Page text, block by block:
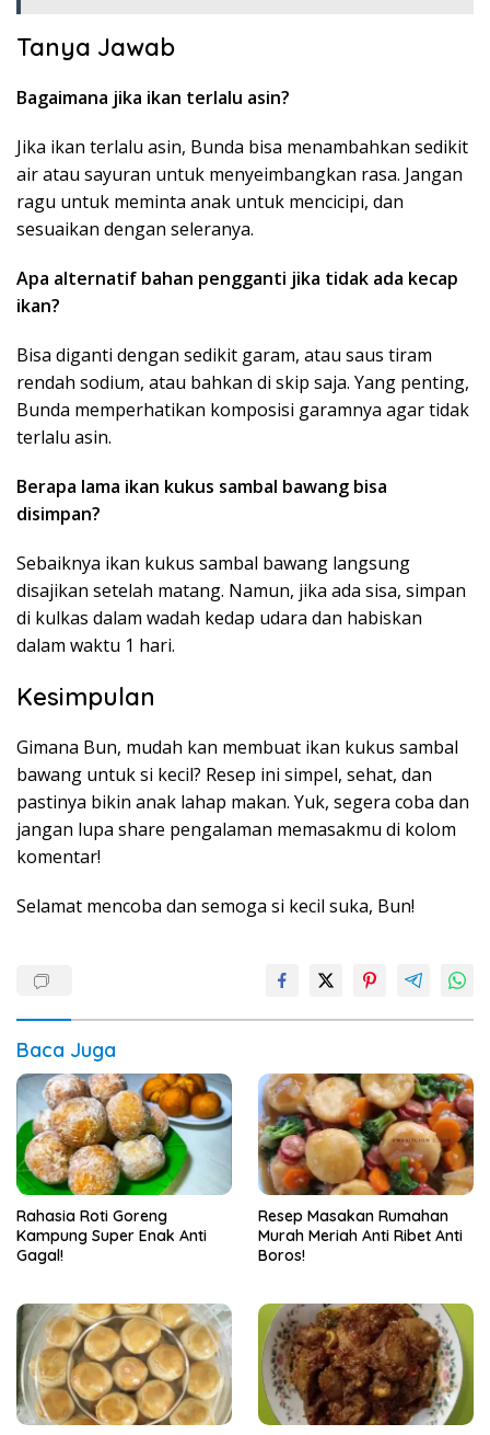
Tanya Jawab
Bagaimana jika ikan terlalu asin?
Jika ikan terlalu asin, Bunda bisa menambahkan sedikit
air atau sayuran untuk menyeimbangkan rasa. Jangan
ragu untuk meminta anak untuk mencicipi, dan
sesuaikan dengan seleranya.
Apa alternatif bahan pengganti jika tidak ada kecap
ikan?
Bisa diganti dengan sedikit garam, atau saus tiram
rendah sodium, atau bahkan di skip saja. Yang penting,
Bunda memperhatikan komposisi garamnya agar tidak
terlalu asin.
Berapa lama ikan kukus sambal bawang bisa
disimpan?
Sebaiknya ikan kukus sambal bawang langsung
disajikan setelah matang. Namun, jika ada sisa, simpan
di kulkas dalam wadah kedap udara dan habiskan
dalam waktu 1 hari.
Kesimpulan
Gimana Bun, mudah kan membuat ikan kukus sambal
bawang untuk si kecil? Resep ini simpel, sehat, dan
pastinya bikin anak lahap makan. Yuk, segera coba dan
jangan lupa share pengalaman memasakmu di kolom
komentar!
Selamat mencoba dan semoga si kecil suka, Bun!
Baca Juga
Rahasia Roti Goreng
Kampung Super Enak Anti
Gagal!
Resep Masakan Rumahan
Murah Meriah Anti Ribet Anti
Boros!